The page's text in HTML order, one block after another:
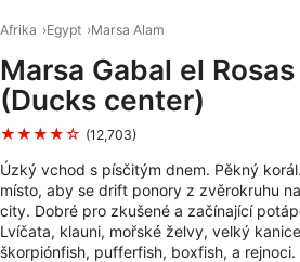
Afrika Egypt Marsa Alam
Marsa Gabal el Rosas
(Ducks center)
★★★★☆ (12,703)
Úzký vchod s písčitým dnem. Pěkný
místo, aby se drift ponory z zvěrokruhu
city. Dobré pro zkušené a začínající
Lvíčata, klauni, mořské želvy, velký
škorpiónfish, pufferfish, boxfish, a rejnoci.